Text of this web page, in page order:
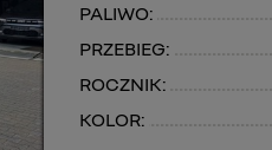
PALIWO:
PRZEBIEG:
ROCZNIK:
KOLOR: